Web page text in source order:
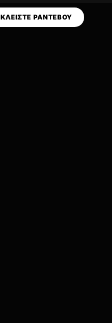
ΚΛΕΙΣΤΕ ΡΑΝΤΕΒΟΥ